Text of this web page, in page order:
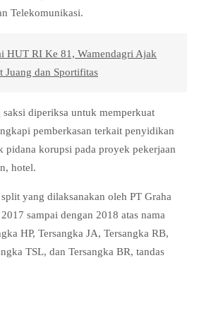
Telekomunikasi.
HUT RI Ke 81, Wamendagri Ajak
Juang dan Sportifitas
diperiksa untuk memperkuat
pemberkasan terkait penyidikan
pidana korupsi pada proyek pekerjaan
hotel.
yang dilaksanakan oleh PT Graha
sampai dengan 2018 atas nama
HP, Tersangka JA, Tersangka RB,
TSL, dan Tersangka BR, tandas